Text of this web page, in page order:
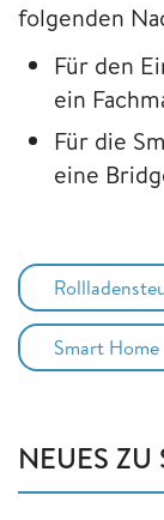
folgenden
Für den
ein
Für die
eine
Smart Home
NEUES